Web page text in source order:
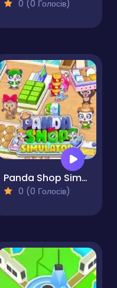
0 (0 Голосів)
Panda Shop Simulator
0 (0 Голосів)